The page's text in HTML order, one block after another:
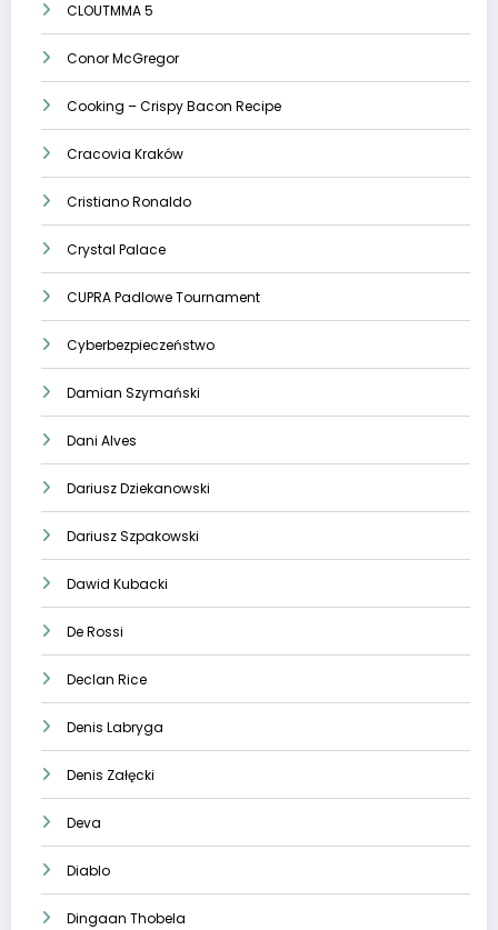
CLOUTMMA 5
Conor McGregor
Cooking – Crispy Bacon Recipe
Cracovia Kraków
Cristiano Ronaldo
Crystal Palace
CUPRA Padlowe Tournament
Cyberbezpieczeństwo
Damian Szymański
Dani Alves
Dariusz Dziekanowski
Dariusz Szpakowski
Dawid Kubacki
De Rossi
Declan Rice
Denis Labryga
Denis Załęcki
Deva
Diablo
Dingaan Thobela